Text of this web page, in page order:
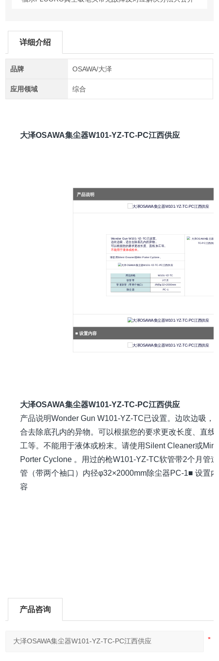
详细介绍
品牌 OSAWA/大泽
应用领域 综合
大泽OSAWA集尘器W101-YZ-TC-PC江西供应
产品说明
Wonder GunW101-YZ-TC已设置。
边吹边吸，适合去除底孔内的异物。
可以根据您的要求更改长度、直线加工等。
不能用于液体或粉末。
请使用Silent Cleaner或Mini Porter Cyclone 。
用过的枪
W101-YZ-TC
软管带
2个月
管道软管（带两个袖口）
内径φ32×2000mm
除尘器
PC-1
■ 设置内容
大泽OSAWA集尘器W101-YZ-TC-PC江西供应
产品说明Wonder Gun W101-YZ-TC已设置。边吹边吸，
合去除底孔内的异物。可以根据您的要求更改长度、直线
工等。不能用于液体或粉末。请使用Silent Cleaner或Mini
Porter Cyclone 。用过的枪W101-YZ-TC软管带2个月管
管（带两个袖口）内径φ32×2000mm除尘器PC-1■ 设置内
产品咨询